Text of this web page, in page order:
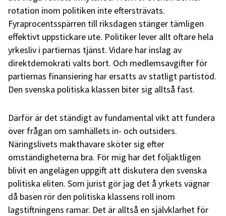
rotation inom politiken inte eftersträvats.
Fyraprocentsspärren till riksdagen stänger tämligen
effektivt uppstickare ute. Politiker lever allt oftare hela
yrkesliv i partiernas tjänst. Vidare har inslag av
direktdemokrati valts bort. Och medlemsavgifter för
partiernas finansiering har ersatts av statligt partistöd.
Den svenska politiska klassen biter sig alltså fast.
Därför är det ständigt av fundamental vikt att fundera
över frågan om samhällets in- och outsiders.
Näringslivets makthavare sköter sig efter
omständigheterna bra. För mig har det följaktligen
blivit en angelägen uppgift att diskutera den svenska
politiska eliten. Som jurist gör jag det å yrkets vägnar
då basen rör den politiska klassens roll inom
lagstiftningens ramar. Det är alltså en självklarhet för